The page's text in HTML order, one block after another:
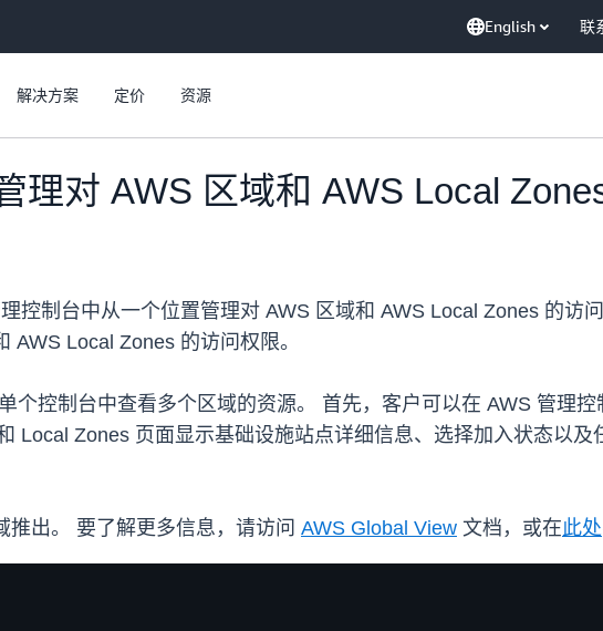
English 联
解决方案 定价 资源
理对 AWS 区域和 AWS Local
控制台中从一个位置管理对 AWS 区域和 AWS Local Zones 的访
AWS Local Zones 的访问权限。
个控制台中查看多个区域的资源。 首先，客户可以在 AWS 管理控
Local Zones 页面显示基础设施站点详细信息、选择加入状态以
出。 要了解更多信息，请访问 AWS Global View 文档，或在此处